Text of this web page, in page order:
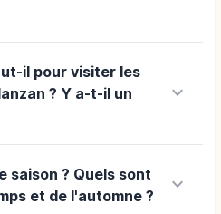
il pour visiter les
? Y a-t-il un
keyboard_arrow_down
saison ? Quels sont
et de l'automne ?
keyboard_arrow_down